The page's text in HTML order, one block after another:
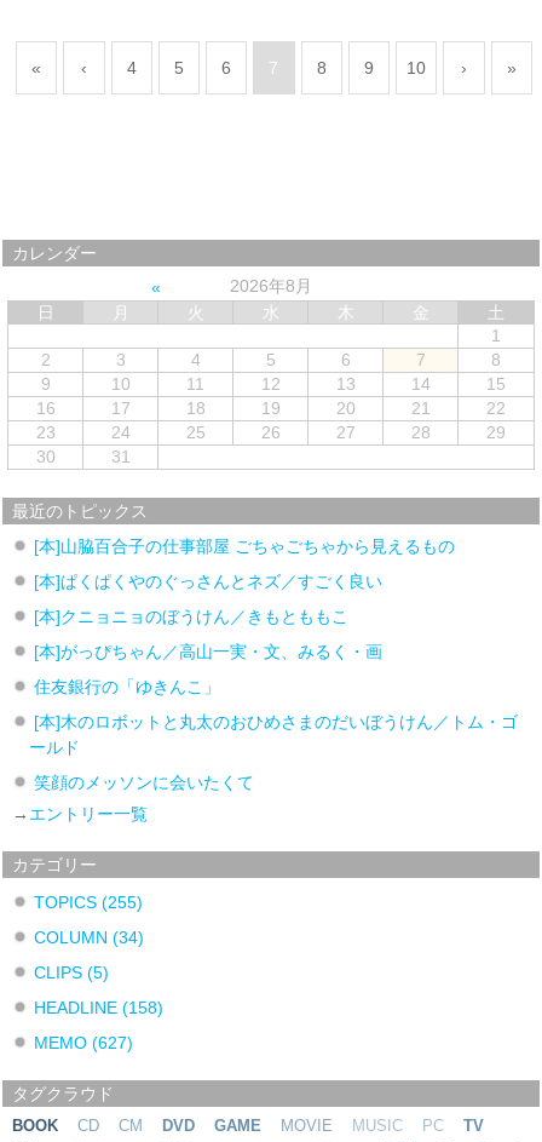
« ‹ 4 5 6 7 8 9 10 › »
カレンダー
2026年8月
日
月 火 水 木 金
土
1
2
3 4 5 6 7
8
9
10 11 12 13 14
15
16
17 18 19 20 21
22
23
24 25 26 27 28
29
30
31
最近のトピックス
[本]山脇百合子の仕事部屋 ごちゃごちゃから見えるもの
[本]ぱくぱくやのぐっさんとネズ／すごく良い
[本]クニョニョのぼうけん／きもとももこ
[本]がっぴちゃん／高山一実・文、みるく・画
住友銀行の「ゆきんこ」
[本]木のロボットと丸太のおひめさまのだいぼうけん／トム・ゴ
ールド
笑顔のメッソンに会いたくて
→ エントリー一覧
カテゴリー
TOPICS(255)
COLUMN(34)
CLIPS(5)
HEADLINE(158)
MEMO(627)
タグクラウド
BOOK CD CM DVD GAME MOVIE MUSIC PC
TV